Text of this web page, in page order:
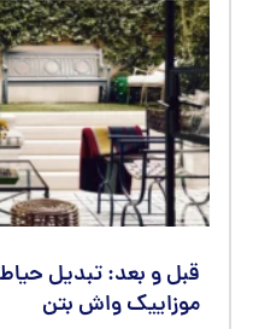
قبل و بعد: تبدیل
موزاییک واش بتن